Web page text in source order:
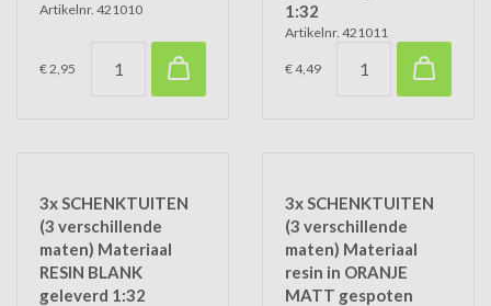
Artikelnr. 421010
€ 2,95
1:32
Artikelnr. 421011
€ 4,49
3x SCHENKTUITEN
(3 verschillende
maten) Materiaal
RESIN BLANK
geleverd 1:32
3x SCHENKTUITEN
(3 verschillende
maten) Materiaal
resin in ORANJE
MATT gespoten